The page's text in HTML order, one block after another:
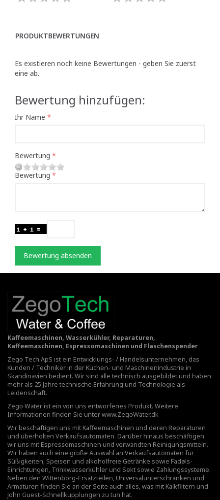
PRODUKTBEWERTUNGEN
Es existieren noch keine Bewertungen - geben Sie zuerst
eine ab.
Bewertung hinzufügen:
Ihr Name
Bewertung
Bewertung
Bewertung absenden
Kaffeemaschinen, Wasserkühler, Reparaturen,
Kaffeemaschinen, Espressomaschinen und Flaschenspender
Zego Tech ApS ist ein Entwicklungs- / Handelsunternehmen, das
Kunden / Techniker in der Küchen- und Maschinenindustrie in
Skandinavien bedient. Wir sind alle technisch ausgebildet und haben
mehr als 25 Jahre technische Erfahrung und Technologie als
Leidenschaft.
Zego Water ist ein von uns entworfenes Produkt. Weitere
Informationen finden Sie unterwww.ZegoWater.dk
Wir beschäftigen uns mit Kaffeemaschinen und deren Reparaturen
und überholten Verkaufsautomaten. Darüber hinaus beschäftigen
wir uns mit Espressomaschinen und verwandten Reinigungsmitteln.
Wir haben auch eine große Auswahl an Verkaufsautomaten für
Süßigkeiten, Speisen und alkoholfreie Getränke sowie Fadøls-
Einrichtungen, Trinkwasserkühler und Sekt sowie Zahlungssysteme.
Neben den Wittenborg-Ersatzteilen, Universalunterschränken und
Armaturen finden Sie an der Seite auch alles, was mit Kalkfiltern und
John Guest-Schnellkupplungen zu tun hat.